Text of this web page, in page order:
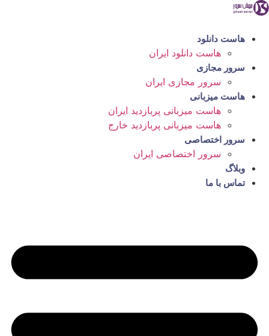
پرش
محتوا
هاست دانلود
هاست دانلود ایران
سرور مجازی
سرور مجازی ایران
هاست میزبانی
هاست میزبانی پربازدید ایران
هاست میزبانی پربازدید خارج
سرور اختصاصی
سرور اختصاصی ایران
وبلاگ
تماس با ما